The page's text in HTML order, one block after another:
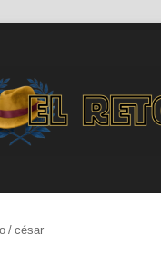
/ césar